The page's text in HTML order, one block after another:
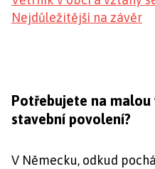
Nejdůležitější na závěr
Potřebujete na
stavební povolení?
V Německu, odkud